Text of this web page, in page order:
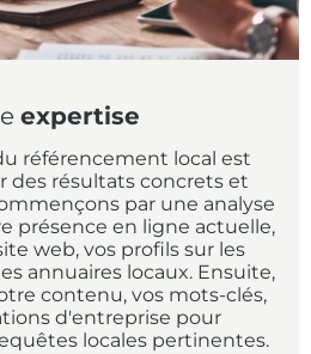
expertise
référencement local est
des résultats concrets et
par une analyse
présence en ligne actuelle,
web, vos profils sur les
annuaires locaux. Ensuite,
contenu, vos mots-clés,
d'entreprise pour
locales pertinentes.